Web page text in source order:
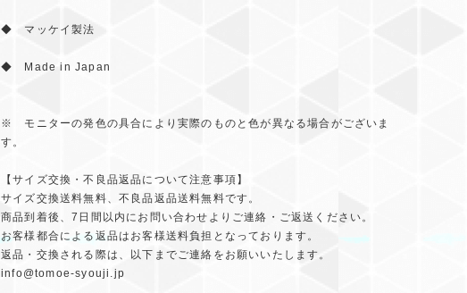
◆ マッケイ製法
◆ Made in Japan
※ モニターの発色の具合により実際のものと色が異なる場合がございま
す。
【サイズ交換・不良品返品について注意事項】
サイズ交換送料無料、不良品返品送料無料です。
商品到着後、7日間以内にお問い合わせよりご連絡・ご返送ください。
お客様都合による返品はお客様送料負担となっております。
返品・交換される際は、以下までご連絡をお願いいたします。
info@tomoe-syouji.jp